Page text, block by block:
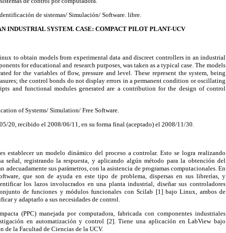
de sistemas/ Simulación/ Software. libre.
INDUSTRIAL SYSTEM. CASE: COMPACT PILOT PLANT-UCV
to obtain models from experimental data and discreet controllers in an industrial
for educational and research purposes, was taken as a typical case. The models
for the variables of flow, pressure and level. These represent the system, being
the control bonds do not display errors in a permanent condition or oscillating
and functional modules generated are a contribution for the design of control
of Systems/ Simulation/ Free Software.
20, recibido el 2008/06/11, en su forma final (aceptado) el 2008/11/30.
establecer un modelo dinámico del proceso a controlar. Esto se logra realizando
señal, registrando la respuesta, y aplicando algún método para la obtención del
sus parámetros, con la asistencia de programas computacionales. En
que son de ayuda en este tipo de problema, dispersas en sus librerías, y
los lazos involucrados en una planta industrial, diseñar sus controladores
de funciones y módulos funcionales con Scilab [1] bajo Linux, ambos de
y adaptarlo a sus necesidades de control.
(PPC) manejada por computadora, fabricada con componentes industriales
en automatización y control [2]. Tiene una aplicación en LabView bajo
de la Facultad de Ciencias de la UCV.